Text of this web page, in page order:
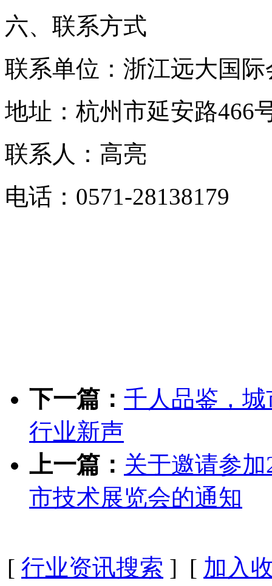
六、联系方式
联系单位：浙江远大国
地址：杭州市延安路466
联系人：高亮
电话：0571-28138179
下一篇： 千人品鉴，
行业新声
上一篇： 关于邀请参
市技术展览会的通知
[ 行业资讯搜索 ] [ 加入